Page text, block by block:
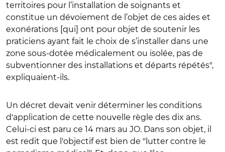
territoires pour l’installation de soignants et
constitue un dévoiement de l’objet de ces aides et
exonérations [qui] ont pour objet de soutenir les
praticiens ayant fait le choix de s’installer dans une
zone sous-dotée médicalement ou isolée, pas de
subventionner des installations et départs répétés",
expliquaient-ils.
Un décret devait venir déterminer les conditions
d'application de cette nouvelle règle des dix ans.
Celui-ci est paru ce 14 mars au JO. Dans son objet, il
est redit que l'objectif est bien de "lutter contre le